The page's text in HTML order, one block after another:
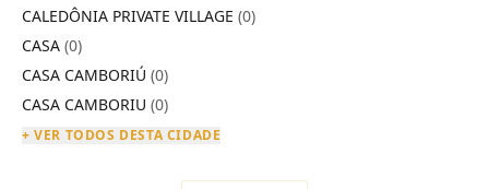
CALEDÔNIA PRIVATE VILLAGE (0)
CASA (0)
CASA CAMBORIÚ (0)
CASA CAMBORIU (0)
+ VER TODOS DESTA CIDADE